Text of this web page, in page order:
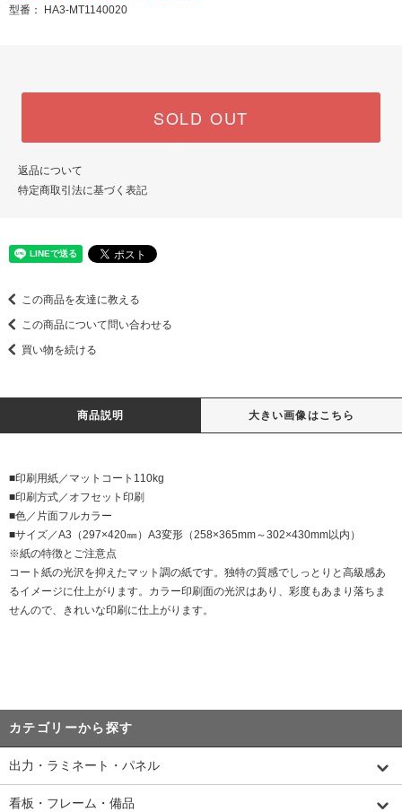
型番： HA3-MT1140020
SOLD OUT
返品について
特定商取引法に基づく表記
この商品を友達に教える
この商品について問い合わせる
買い物を続ける
商品説明 大きい画像はこちら
■印刷用紙／マットコート110kg
■印刷方式／オフセット印刷
■色／片面フルカラー
■サイズ／A3（297×420㎜）A3変形（258×365mm～302×430mm以内）
※紙の特徴とご注意点
コート紙の光沢を抑えたマット調の紙です。独特の質感でしっとりと高級感あ
るイメージに仕上がります。カラー印刷面の光沢はあり、彩度もあまり落ちま
せんので、きれいな印刷に仕上がります。
カテゴリーから探す
出力・ラミネート・パネル
看板・フレーム・備品